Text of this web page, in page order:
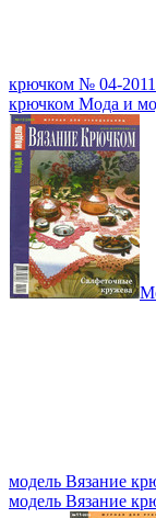
крючком № 04-2011
крючком Мода и
модель Вязание
модель Вязание